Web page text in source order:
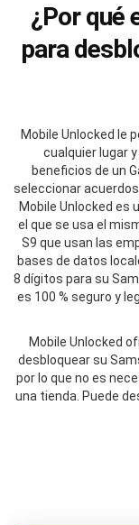
¿Por qué
para
Mobile Unlocked le
cualquier lugar
beneficios de un
seleccionar
Mobile Unlocked es
el que se usa el
S9 que usan las
bases de datos
8 dígitos para su
es 100 % seguro y
Mobile Unlocked
desbloquear su
por lo que no es
una tienda. Puede